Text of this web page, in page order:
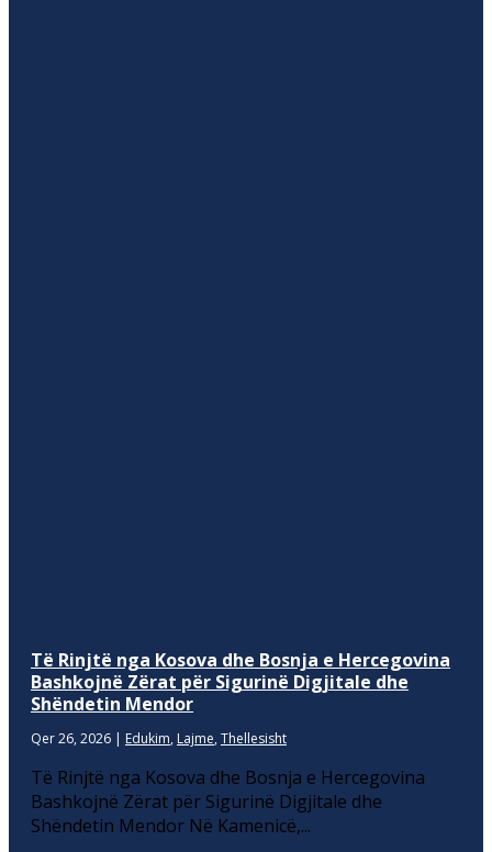
Të Rinjtë nga Kosova dhe Bosnja e Hercegovina
Bashkojnë Zërat për Sigurinë Digjitale dhe
Shëndetin Mendor
Qer 26, 2026 | Edukim, Lajme, Thellesisht
Të Rinjtë nga Kosova dhe Bosnja e Hercegovina
Bashkojnë Zërat për Sigurinë Digjitale dhe
Shëndetin Mendor Në Kamenicë,...